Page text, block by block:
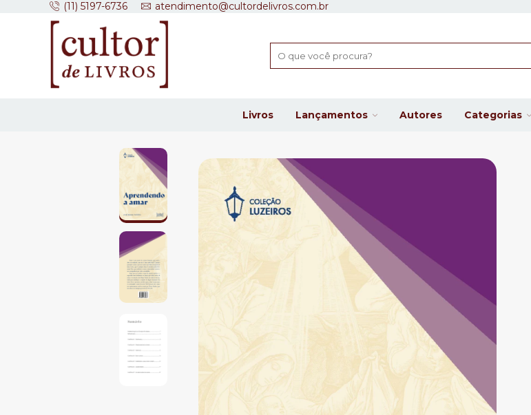
(11) 5197-6736 atendimento@cultordelivros.com.br
Livros Lançamentos Autores Categorias